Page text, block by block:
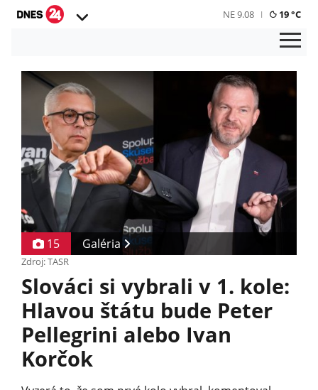
NE 9.08 19 °C
15 Galéria
Zdroj: TASR
Slováci si vybrali v 1. kole:
Hlavou štátu bude Peter
Pellegrini alebo Ivan
Korčok